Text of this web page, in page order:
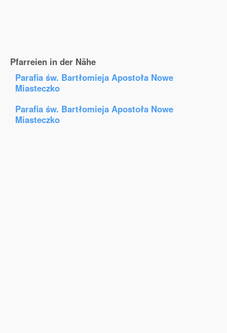
Pfarreien in der Nähe
Parafia św. Bartłomieja Apostoła Nowe
Miasteczko
Parafia św. Bartłomieja Apostoła Nowe
Miasteczko